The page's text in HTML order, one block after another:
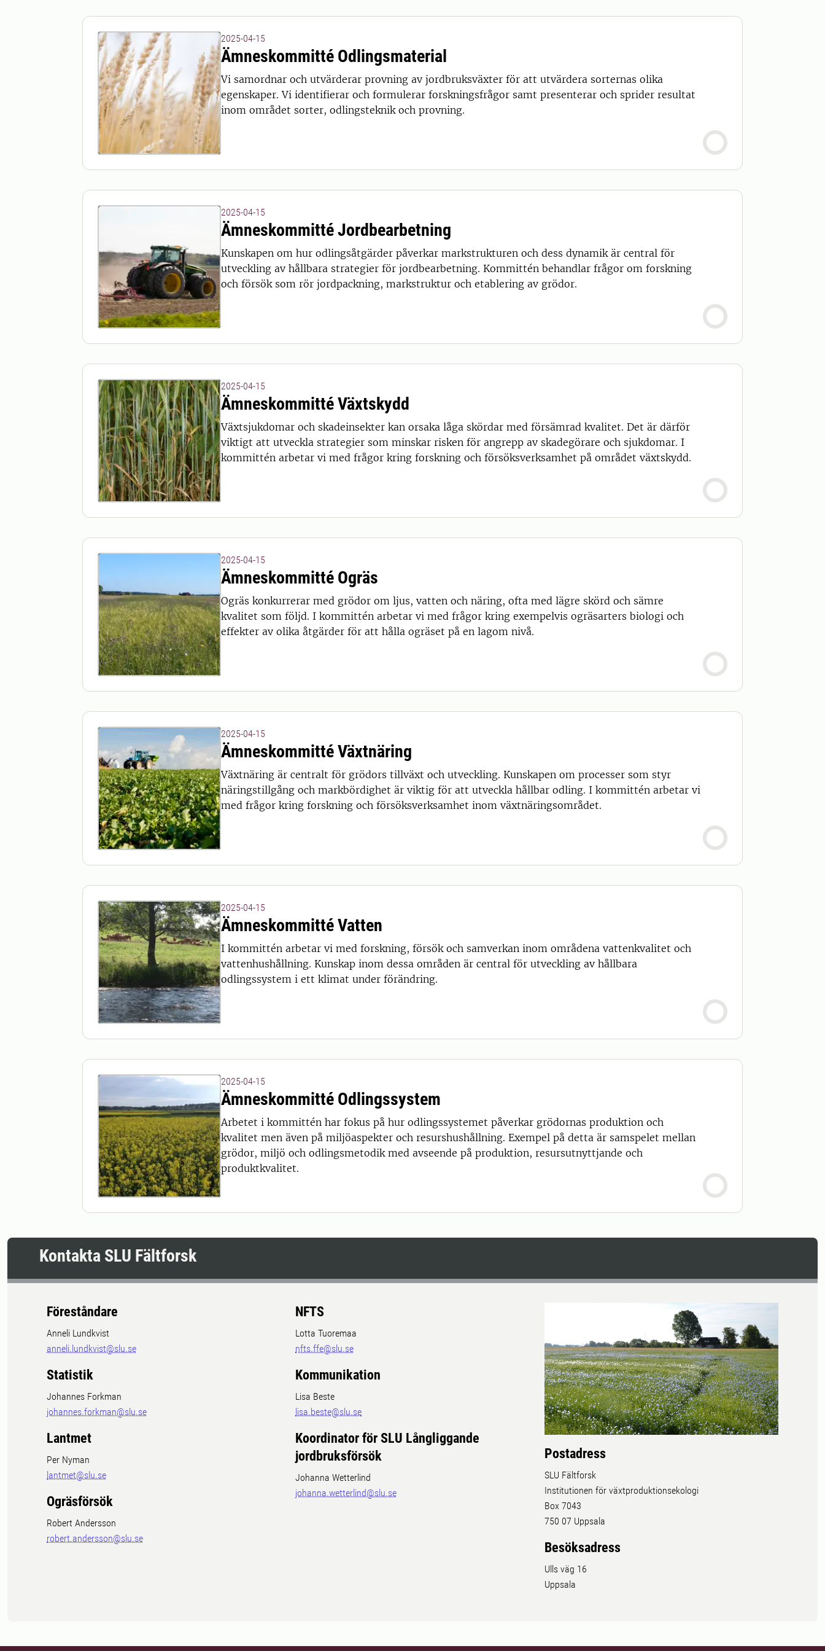
2025-04-15
Ämneskommitté Odlingsmaterial
Vi samordnar och utvärderar provning av jordbruksväxter för att utvärdera sorternas olika
egenskaper. Vi identifierar och formulerar forskningsfrågor samt presenterar och sprider resultat
inom området sorter, odlingsteknik och provning.
2025-04-15
Ämneskommitté Jordbearbetning
Kunskapen om hur odlingsåtgärder påverkar markstrukturen och dess dynamik är central för
utveckling av hållbara strategier för jordbearbetning. Kommittén behandlar frågor om forskning
och försök som rör jordpackning, markstruktur och etablering av grödor.
2025-04-15
Ämneskommitté Växtskydd
Växtsjukdomar och skadeinsekter kan orsaka låga skördar med försämrad kvalitet. Det är därför
viktigt att utveckla strategier som minskar risken för angrepp av skadegörare och sjukdomar. I
kommittén arbetar vi med frågor kring forskning och försöksverksamhet på området växtskydd.
2025-04-15
Ämneskommitté Ogräs
Ogräs konkurrerar med grödor om ljus, vatten och näring, ofta med lägre skörd och sämre
kvalitet som följd. I kommittén arbetar vi med frågor kring exempelvis ogräsarters biologi och
effekter av olika åtgärder för att hålla ogräset på en lagom nivå.
2025-04-15
Ämneskommitté Växtnäring
Växtnäring är centralt för grödors tillväxt och utveckling. Kunskapen om processer som styr
näringstillgång och markbördighet är viktig för att utveckla hållbar odling. I kommittén arbetar vi
med frågor kring forskning och försöksverksamhet inom växtnäringsområdet.
2025-04-15
Ämneskommitté Vatten
I kommittén arbetar vi med forskning, försök och samverkan inom områdena vattenkvalitet och
vattenhushållning. Kunskap inom dessa områden är central för utveckling av hållbara
odlingssystem i ett klimat under förändring.
2025-04-15
Ämneskommitté Odlingssystem
Arbetet i kommittén har fokus på hur odlingssystemet påverkar grödornas produktion och
kvalitet men även på miljöaspekter och resurshushållning. Exempel på detta är samspelet mellan
grödor, miljö och odlingsmetodik med avseende på produktion, resursutnyttjande och
produktkvalitet.
Kontakta SLU Fältforsk
Föreståndare
Anneli Lundkvist
anneli.lundkvist@slu.se
Statistik
Johannes Forkman
johannes.forkman@slu.se
Lantmet
Per Nyman
lantmet@slu.se
Ogräsförsök
Robert Andersson
robert.andersson@slu.se
NFTS
Lotta Tuoremaa
nfts.ffe@slu.se
Kommunikation
Lisa Beste
lisa.beste@slu.se
Koordinator för SLU Långliggande
jordbruksförsök
Johanna Wetterlind
johanna.wetterlind@slu.se
Postadress
SLU Fältforsk
Institutionen för växtproduktionsekologi
Box 7043
750 07 Uppsala
Besöksadress
Ulls väg 16
Uppsala